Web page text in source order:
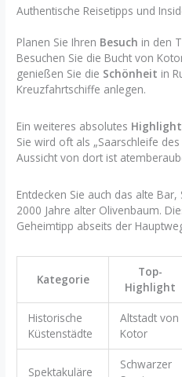
Authentische Reisetipps und
Planen Sie Ihren Besuch in den
Besuchen Sie die Bucht von
genießen Sie die Schönheit in
Kreuzfahrtschiffe anlegen.
Ein weiteres absolutes Highlight
Sie wird oft als „Saarschleife
Aussicht von dort ist
Entdecken Sie auch das alte
2000 Jahre alter Olivenbaum.
Geheimtipp abseits der
Kategorie
Top-
Highlight
Historische
Küstenstädte
Altstadt von
Kotor
Spektakuläre
Schwarzer